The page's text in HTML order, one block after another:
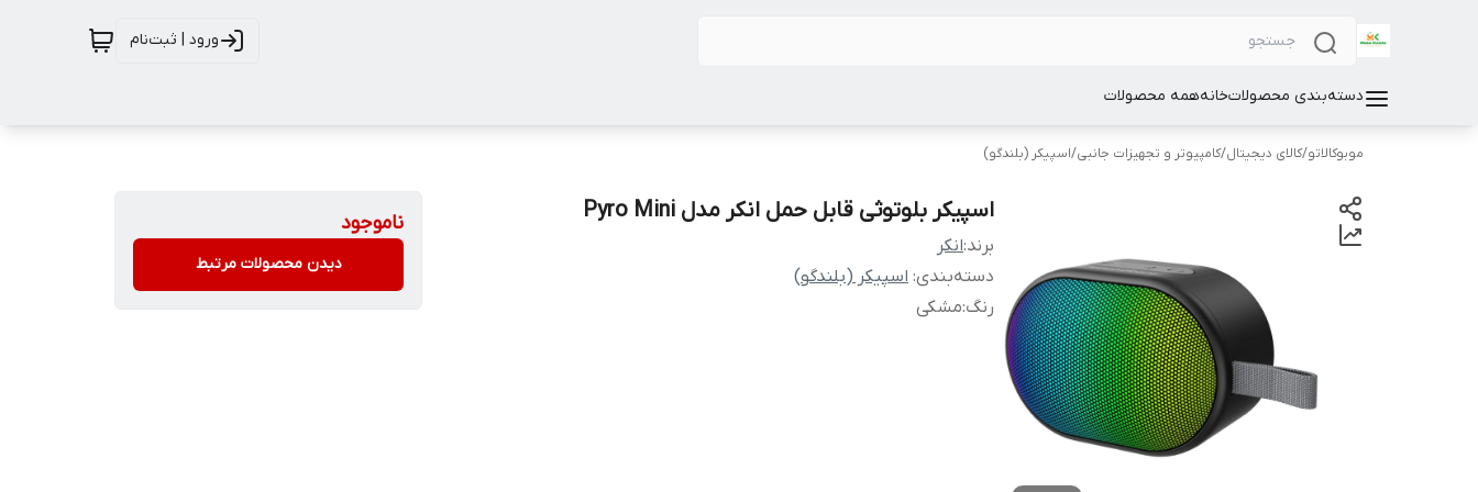
ورود | ثبت‌نام
دسته‌بندی محصولاتخانههمه محصولات
موبوکالاتو/کالای دیجیتال/کامپیوتر و تجهیزات جانبی/اسپیکر (بلندگو)
اسپیکر بلوتوثی قابل حمل انکر مدل Pyro Mini
برند:انکر
دسته‌بندی: اسپیکر (بلندگو)
رنگ:مشکی
ناموجود
دیدن محصولات مرتبط